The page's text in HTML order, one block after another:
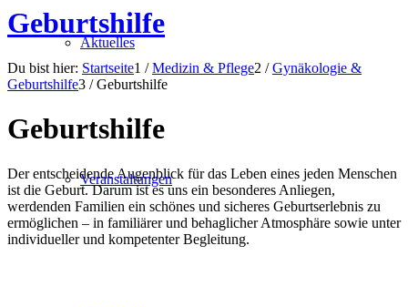
Aktuelles
Veranstaltungen
Geburtshilfe
Du bist hier: Startseite1 / Medizin & Pflege2 / Gynäkologie &
Geburtshilfe3 / Geburtshilfe
Geburtshilfe
Der entscheidende Augenblick für das Leben eines jeden Menschen
ist die Geburt. Darum ist es uns ein besonderes Anliegen,
werdenden Familien ein schönes und sicheres Geburtserlebnis zu
ermöglichen – in familiärer und behaglicher Atmosphäre sowie unter
individueller und kompetenter Begleitung.